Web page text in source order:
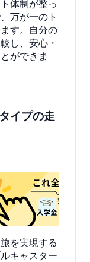
体制が整っ
万が一のト
す。自分の
し、安心・
ができま
イプの走
を実現する
キャスター